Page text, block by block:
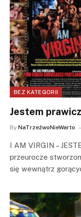
BEZ KATEGORII
Jestem
By NaTrzeźwoNieWarto
I AM VIRGIN –
przeurocze
się wewnątrz